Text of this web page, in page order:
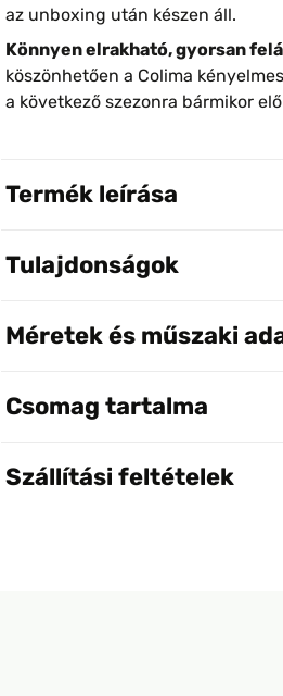
az unboxing után készen áll.
Könnyen elrakható, gyorsan
köszönhetően a Colima
a következő szezonra bármikor
Termék leírása
Tulajdonságok
Méretek és műszaki
Csomag tartalma
Szállítási feltételek